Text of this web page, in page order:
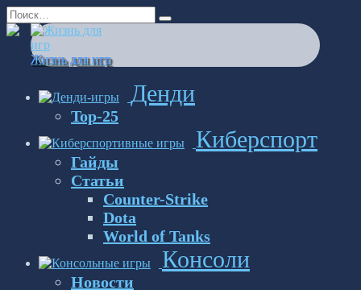
Перейти
к
содержанию
Search
for:
Жизнь для игр
Денди
Top-25
Киберспорт
Гайды
Статьи
Counter-Strike
Dota
World of Tanks
Консоли
Новости